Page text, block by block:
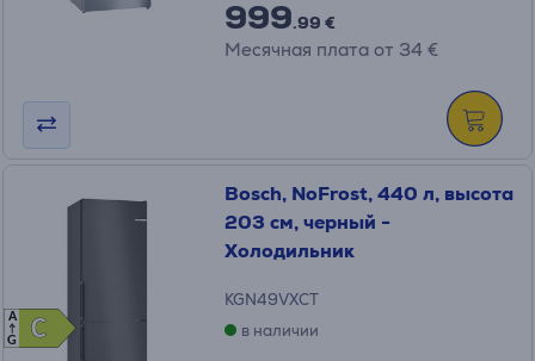
999.99 €
Месячная плата от 34 €
C
C
A
G
Bosch, NoFrost, 440 л, высота
203 см, черный -
Холодильник
KGN49VXCT
в наличии